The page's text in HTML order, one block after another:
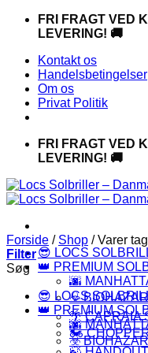
FortsætFRI FRAGT VED
LEVERING! 🚚
Kontakt os
Handelsbetingelser
Om os
Privat Politik
FRI FRAGT VED
LEVERING! 🚚
😎 LOCS
👑 PREMIUM
🌆
☣️
🌴 CAPRAIA
🏍️
Forside / Shop /Varer
Filter
Søg
😎 LOCS
👑 PREMIUM
🌆
☣️